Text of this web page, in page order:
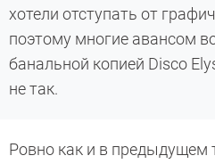
хотели отступать от
поэтому многие авансом
банальной копией Disco
не так.
Ровно как и в предыдущем